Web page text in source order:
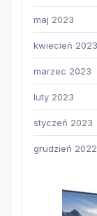
maj 2023
kwiecień 2023
marzec 2023
luty 2023
styczeń 2023
grudzień 2022